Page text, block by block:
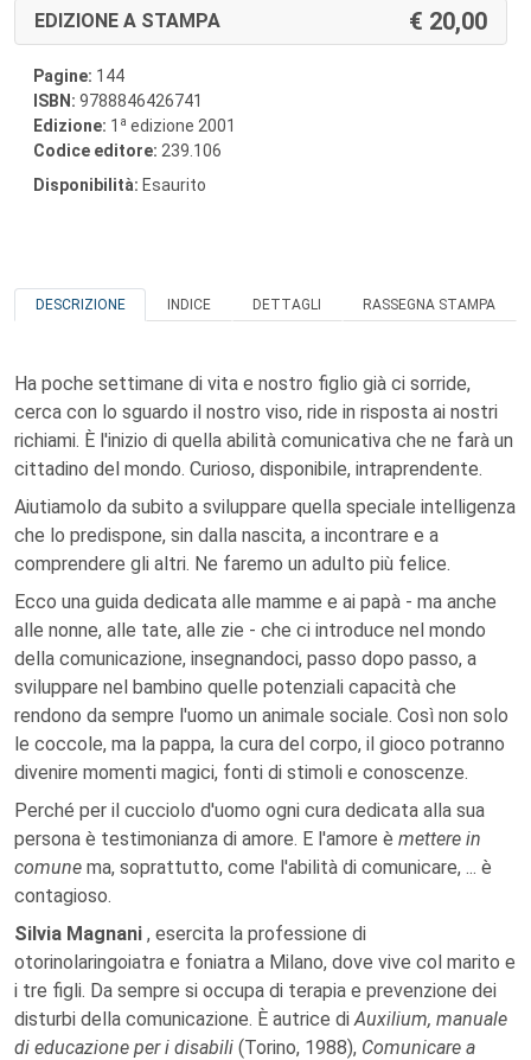
EDIZIONE A STAMPA 20,00
Pagine: 144
ISBN: 9788846426741
Edizione: 1 a edizione 2001
Codice editore: 239.106
Disponibilità: Esaurito
DESCRIZIONE INDICE DETTAGLI RASSEGNA STAMPA
Ha poche settimane di vita e nostro figlio già ci sorride,
cerca con lo sguardo il nostro viso, ride in risposta ai nostri
richiami. È l'inizio di quella abilità comunicativa che ne farà un
cittadino del mondo. Curioso, disponibile, intraprendente.
Aiutiamolo da subito a sviluppare quella speciale intelligenza
che lo predispone, sin dalla nascita, a incontrare e a
comprendere gli altri. Ne faremo un adulto più felice.
Ecco una guida dedicata alle mamme e ai papà - ma anche
alle nonne, alle tate, alle zie - che ci introduce nel mondo
della comunicazione, insegnandoci, passo dopo passo, a
sviluppare nel bambino quelle potenziali capacità che
rendono da sempre l'uomo un animale sociale. Così non solo
le coccole, ma la pappa, la cura del corpo, il gioco potranno
divenire momenti magici, fonti di stimoli e conoscenze.
Perché per il cucciolo d'uomo ogni cura dedicata alla sua
persona è testimonianza di amore. E l'amore è mettere in
comune ma, soprattutto, come l'abilità di comunicare, ... è
contagioso.
Silvia Magnani , esercita la professione di
otorinolaringoiatra e foniatra a Milano, dove vive col marito e
i tre figli. Da sempre si occupa di terapia e prevenzione dei
disturbi della comunicazione. È autrice diAuxilium, manuale
di educazione per i disabili (Torino, 1988), Comunicare a